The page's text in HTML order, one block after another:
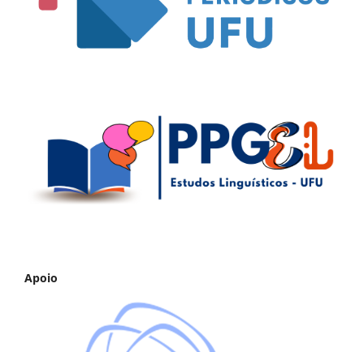
10.1590/1678-460x202339457211
Apoio